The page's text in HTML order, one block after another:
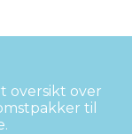
oversikt over
til